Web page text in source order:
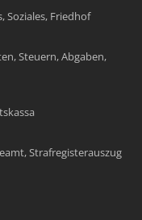
Soziales, Friedhof
Steuern, Abgaben,
Strafregisterauszug